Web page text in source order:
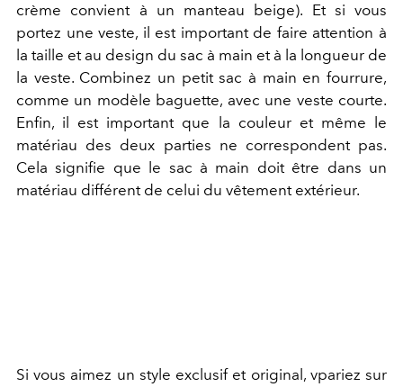
crème convient à un manteau beige). Et si vous
portez une veste, il est important de faire attention à
la taille et au design du sac à main et à la longueur de
la veste. Combinez un petit sac à main en fourrure,
comme un modèle baguette, avec une veste courte.
Enfin, il est important que la couleur et même le
matériau des deux parties ne correspondent pas.
Cela signifie que le sac à main doit être dans un
matériau différent de celui du vêtement extérieur.
Si vous aimez un style exclusif et original, vpariez sur